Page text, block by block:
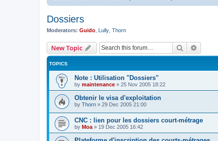
Dossiers
Moderators: Guido Lully Thorn
New Topic Search
TOPICS
Note : Utilisation "Dossiers"
by maintenance » 25 Nov 2005 18:22
Obtenir le visa d'exploitation
by Thorn » 29 Dec 2005 21:00
CNC : lien pour les dossiers court-métrage
by Moa » 19 Dec 2005 16:42